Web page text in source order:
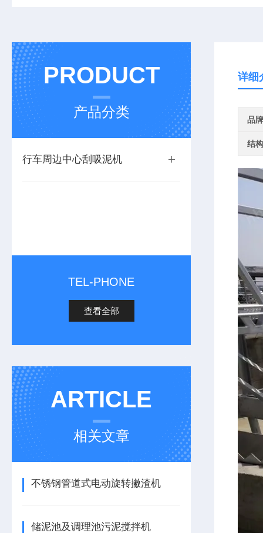
PRODUCT
产品分类
行车周边中心刮吸泥机
TEL-PHONE
查看全部
ARTICLE
相关文章
不锈钢管道式电动旋转撇渣机
储泥池及调理池污泥搅拌机
详细
品牌
结